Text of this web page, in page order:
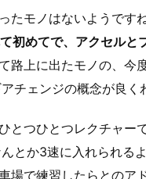
たモノはないようですね
初めてで、アクセルと
路上に出たモノの、今
チェンジの概念が良く
とつひとつレクチャーで
とか3速に入れられるよ
場で練習したらとのア